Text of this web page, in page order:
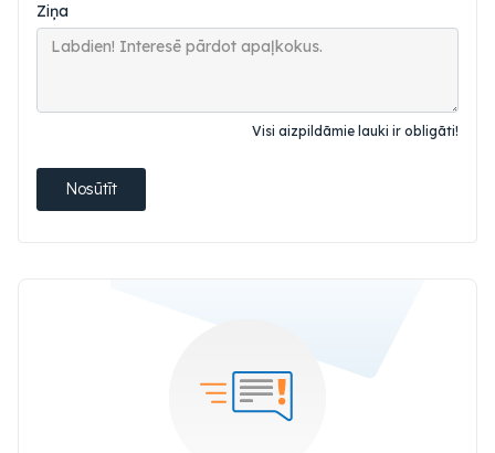
Ziņa
Visi aizpildāmie lauki ir obligāti!
Nosūtīt